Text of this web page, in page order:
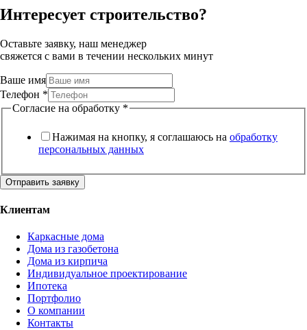
Интересует строительство?
Оставьте заявку, наш менеджер
свяжется с вами в течении нескольких минут
Ваше имя
Телефон *
Согласие на обработку *
Нажимая на кнопку, я соглашаюсь на обработку
персональных данных
Отправить заявку
Клиентам
Каркасные дома
Дома из газобетона
Дома из кирпича
Индивидуальное проектирование
Ипотека
Портфолио
О компании
Контакты